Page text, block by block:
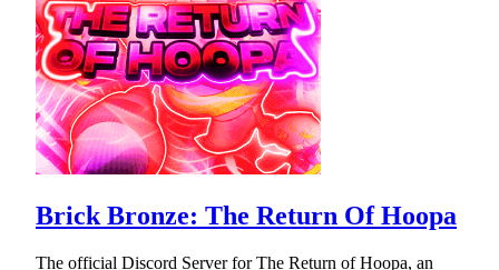
Brick Bronze: The Return Of Hoopa
The official Discord Server for The Return of Hoopa, an